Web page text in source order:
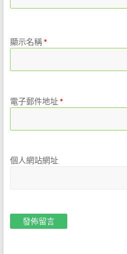
顯示名稱*
電子郵件地址*
個人網站網址